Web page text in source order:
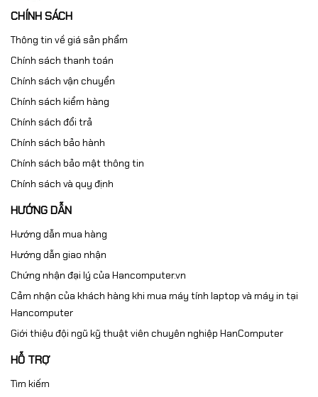
CHÍNH SÁCH
Thông tin về giá sản phẩm
Chính sách thanh toán
Chính sách vận chuyển
Chính sách kiểm hàng
Chính sách đổi trả
Chính sách bảo hành
Chính sách bảo mật thông tin
Chính sách và quy định
HƯỚNG DẪN
Hướng dẫn mua hàng
Hướng dẫn giao nhận
Chứng nhận đại lý của Hancomputer.vn
Cảm nhận của khách hàng khi mua máy tính laptop và máy in tại
Hancomputer
Giới thiệu đội ngũ kỹ thuật viên chuyên nghiệp HanComputer
HỖ TRỢ
Tìm kiếm